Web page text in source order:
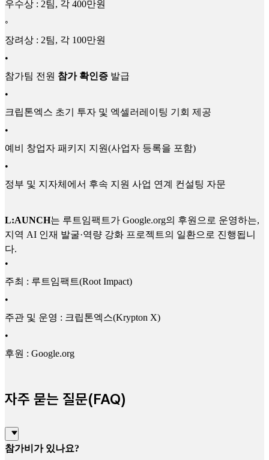
우수상 : 2팀, 각 400만원
◦
장려상 : 2팀, 각 100만원
•
참가팀 전원 참가 확인증 발급
•
크립톤엑스 초기 투자 및 엑셀러레이팅 기회 제공
•
예비 창업자 패키지 지원(사업자 등록을 포함)
•
정부 및 지자체에서 후속 지원 사업 연계 컨설팅 자문
L:AUNCH는 루트임팩트가 Google.org의 후원으로 운영하는,
지역 AI 인재 발굴·역량 강화 프로젝트의 일환으로 진행됩니
다.
•
주최 : 루트임팩트(Root Impact)
•
주관 및 운영 : 크립톤엑스(Krypton X)
•
후원 : Google.org
자주 묻는 질문(FAQ)
참가비가 있나요?